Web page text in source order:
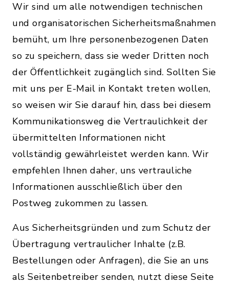
Wir sind um alle notwendigen technischen
und organisatorischen Sicherheitsmaßnahmen
bemüht, um Ihre personenbezogenen Daten
so zu speichern, dass sie weder Dritten noch
der Öffentlichkeit zugänglich sind. Sollten Sie
mit uns per E-Mail in Kontakt treten wollen,
so weisen wir Sie darauf hin, dass bei diesem
Kommunikationsweg die Vertraulichkeit der
übermittelten Informationen nicht
vollständig gewährleistet werden kann. Wir
empfehlen Ihnen daher, uns vertrauliche
Informationen ausschließlich über den
Postweg zukommen zu lassen.
Aus Sicherheitsgründen und zum Schutz der
Übertragung vertraulicher Inhalte (z.B.
Bestellungen oder Anfragen), die Sie an uns
als Seitenbetreiber senden, nutzt diese Seite